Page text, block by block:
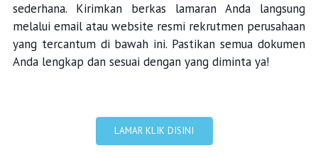
sederhana. Kirimkan berkas lamaran Anda langsung
melalui email atau website resmi rekrutmen perusahaan
yang tercantum di bawah ini. Pastikan semua dokumen
Anda lengkap dan sesuai dengan yang diminta ya!
LAMAR KLIK DISINI